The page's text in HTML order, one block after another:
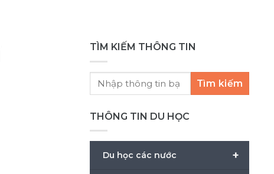
TÌM KIẾM THÔNG TIN
Tìm kiếm
THÔNG TIN DU HỌC
+
Du học các nước